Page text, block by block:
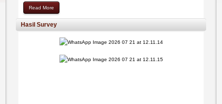
Read More
Hasil Survey